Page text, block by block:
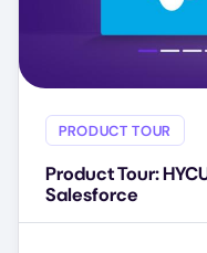
PRODUCT TOUR
Product Tour:
Salesforce